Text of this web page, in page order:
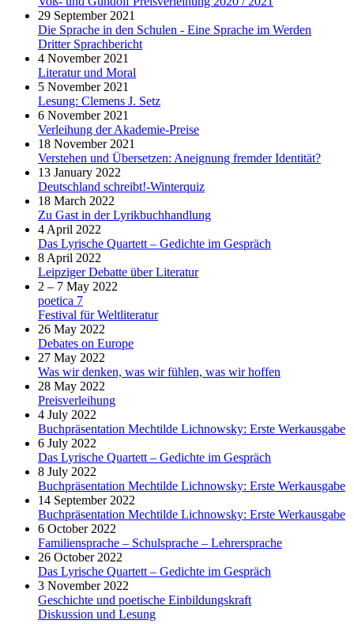
29 September 2021
Die Sprache in den Schulen - Eine Sprache im Werden
Dritter Sprachbericht
4 November 2021
Literatur und Moral
5 November 2021
Lesung: Clemens J. Setz
6 November 2021
Verleihung der Akademie-Preise
18 November 2021
Verstehen und Übersetzen: Aneignung fremder Identität?
13 January 2022
Deutschland schreibt!-Winterquiz
18 March 2022
Zu Gast in der Lyrikbuchhandlung
4 April 2022
Das Lyrische Quartett – Gedichte im Gespräch
8 April 2022
Leipziger Debatte über Literatur
2 – 7 May 2022
poetica 7
Festival für Weltliteratur
26 May 2022
Debates on Europe
27 May 2022
Was wir denken, was wir fühlen, was wir hoffen
28 May 2022
Preisverleihung
4 July 2022
Buchpräsentation Mechtilde Lichnowsky: Erste Werkausgabe
6 July 2022
Das Lyrische Quartett – Gedichte im Gespräch
8 July 2022
Buchpräsentation Mechtilde Lichnowsky: Erste Werkausgabe
14 September 2022
Buchpräsentation Mechtilde Lichnowsky: Erste Werkausgabe
6 October 2022
Familiensprache – Schulsprache – Lehrersprache
26 October 2022
Das Lyrische Quartett – Gedichte im Gespräch
3 November 2022
Geschichte und poetische Einbildungskraft
Diskussion und Lesung